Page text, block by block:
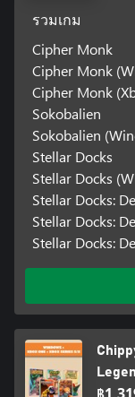
รวมเกม
Cipher Monk
Cipher Monk
Cipher Monk
Sokobalien
Sokobalien
Stellar Docks
Stellar Docks
Stellar Docks:
Stellar Docks:
Stellar Docks: